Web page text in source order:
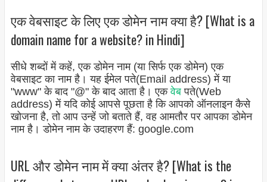
एक वेबसाइट के लिए एक डोमेन नाम क्या है? [What is a
domain name for a website? in Hindi]
सीधे शब्दों में कहें, एक डोमेन नाम (या सिर्फ एक डोमेन) एक
वेबसाइट का नाम है। यह ईमेल पते(Email address) में या
"www" के बाद "@" के बाद आता है। एकवेबपते(Web
address) में यदि कोई आपसे पूछता है कि आपको ऑनलाइन कैसे
खोजना है, तो आप उन्हें जो बताते हैं, वह आमतौर पर आपका डोमेन
नाम है। डोमेन नाम के उदाहरण हैं: google.com
URL और डोमेन नाम में क्या अंतर है? [What is the